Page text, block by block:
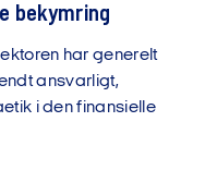
bekymring
har generelt
ansvarligt,
i den finansielle